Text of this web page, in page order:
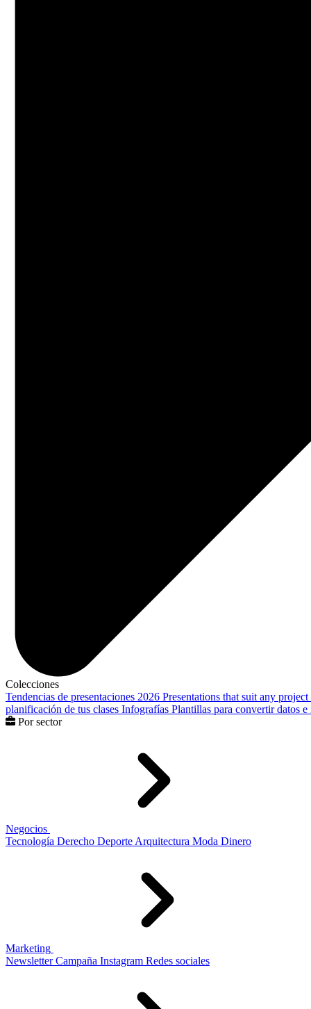
Colecciones
Tendencias de presentaciones 2026 Presentations that suit any project
planificación de tus clases Infografías Plantillas para convertir datos
Por sector
Negocios
Tecnología Derecho Deporte Arquitectura Moda Dinero
Marketing
Newsletter Campaña Instagram Redes sociales